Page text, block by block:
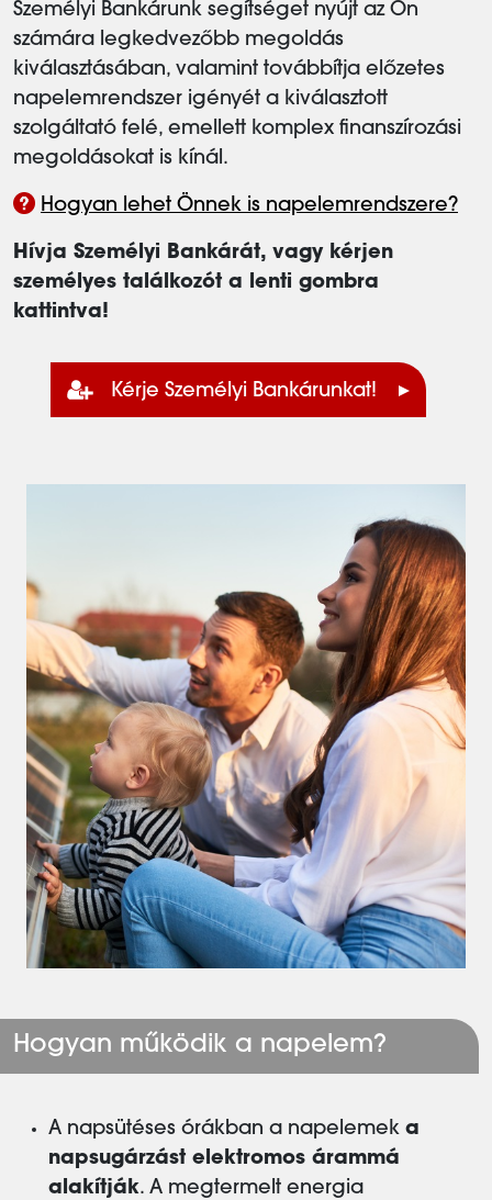
Személyi Bankárunk segítséget nyújt az Ön
számára legkedvezőbb megoldás
kiválasztásában, valamint továbbítja előzetes
napelemrendszer igényét a kiválasztott
szolgáltató felé, emellett komplex finanszírozási
megoldásokat is kínál.
Hogyan lehet Önnek is napelemrendszere?
Hívja Személyi Bankárát, vagy kérjen
személyes találkozót a lenti gombra
kattintva!
Kérje Személyi Bankárunkat!
Hogyan működik a napelem?
A napsütéses órákban a napelemek a
napsugárzást elektromos árammá
alakítják. A megtermelt energia